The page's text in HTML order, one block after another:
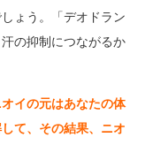
ょう。「デオドラン
の抑制につながるか
イの元はあなたの体
て、その結果、ニオ